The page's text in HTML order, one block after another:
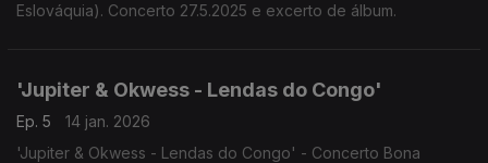
Eslováquia). Concerto 27.5.2025 e excerto de álbum.
'Jupiter & Okwess - Lendas do Congo'
Ep. 5
14 jan. 2026
'Jupiter & Okwess - Lendas do Congo' - Concerto Bona